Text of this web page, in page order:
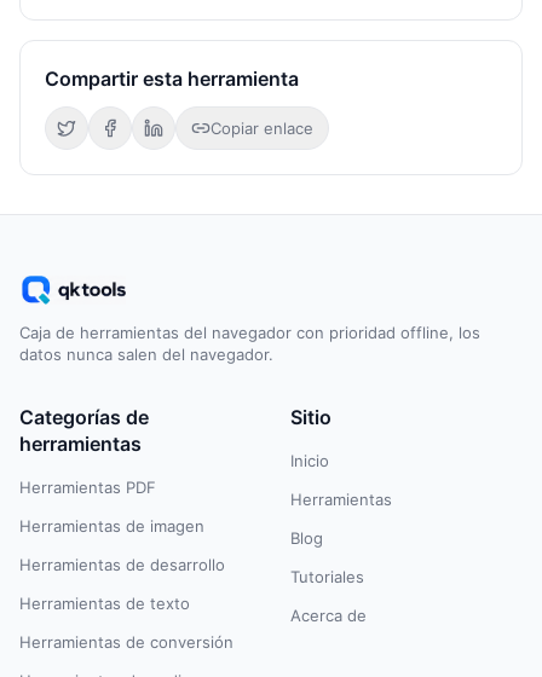
Compartir esta herramienta
Copiar enlace
Caja de herramientas del navegador con prioridad offline, los
datos nunca salen del navegador.
Categorías de
herramientas
Herramientas PDF
Herramientas de imagen
Herramientas de desarrollo
Herramientas de texto
Herramientas de conversión
Sitio
Inicio
Herramientas
Blog
Tutoriales
Acerca de